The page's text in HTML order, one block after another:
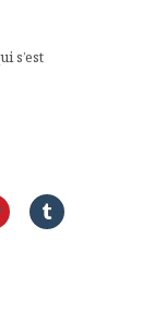
s’est